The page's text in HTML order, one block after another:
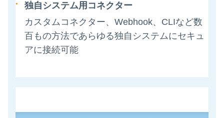
独自システム用コネクター
カスタムコネクター、Webhook、CLIなど数
百もの方法であらゆる独自システムにセキュ
アに接続可能